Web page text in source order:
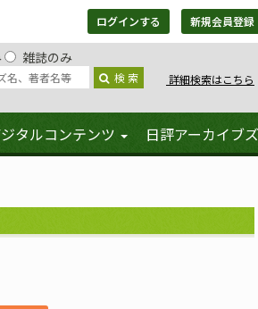
ログインする 新規会員登録
雑誌のみ
検 索 詳細検索はこちら
タルコンテンツ 日評アーカイブズ